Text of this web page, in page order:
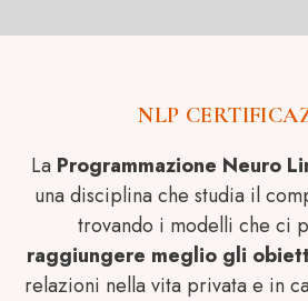
NLP
La Programmazione Neuro
una disciplina che studia il
trovando i modelli che ci
raggiungere meglio gli
relazioni nella vita privata e in